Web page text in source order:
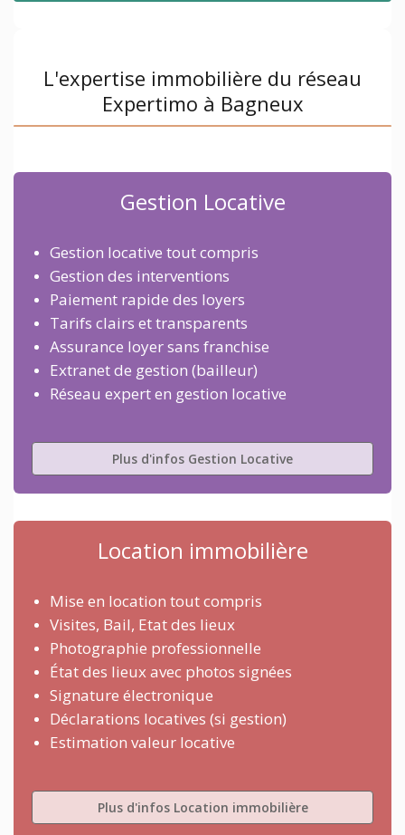
L'expertise immobilière du réseau
Expertimo à Bagneux
Gestion Locative
Gestion locative tout compris
Gestion des interventions
Paiement rapide des loyers
Tarifs clairs et transparents
Assurance loyer sans franchise
Extranet de gestion (bailleur)
Réseau expert en gestion locative
Plus d'infos Gestion Locative
Location immobilière
Mise en location tout compris
Visites, Bail, Etat des lieux
Photographie professionnelle
État des lieux avec photos signées
Signature électronique
Déclarations locatives (si gestion)
Estimation valeur locative
Plus d'infos Location immobilière